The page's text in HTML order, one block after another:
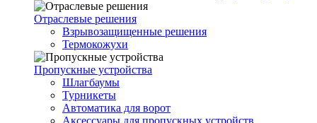
Отраслевые решения
Взрывозащищенные решения
Термокожухи
Пропускные устройства
Шлагбаумы
Турникеты
Автоматика для ворот
Аксессуары для пропускных устройств